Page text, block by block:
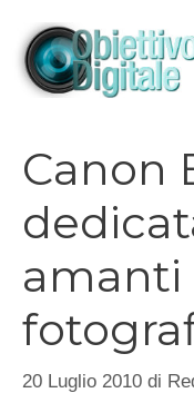
contenuto
Canon
amanti
20 Luglio 2010 di